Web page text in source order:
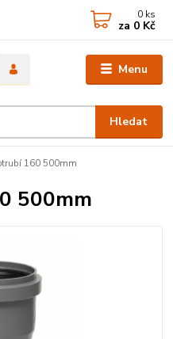
Menu
Hledat
0 ks
za 0 Kč
160 500mm
500mm